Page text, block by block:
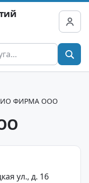
ФИРМА ООО
ул., д. 16